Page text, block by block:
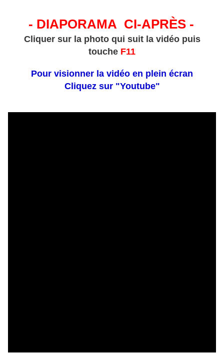
- DIAPORAMA CI-APRÈS -
Cliquer sur la photo qui suit la vidéo puis
touche F11
Pour visionner la vidéo en plein écran
Cliquez sur "Youtube"